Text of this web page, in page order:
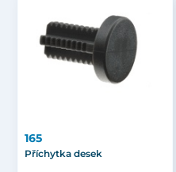
165
Příchytka desek